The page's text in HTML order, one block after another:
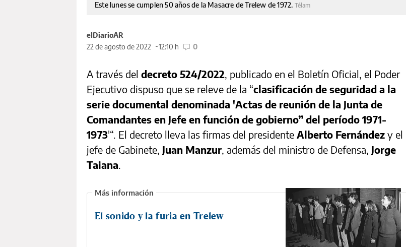
Este lunes se cumplen 50 años de la Masacre de Trelew de 1972. Télam
elDiarioAR
22 de agosto de 2022
12:10 h 0
A través del decreto 524/2022, publicado en el Boletín Oficial, el Poder
Ejecutivo dispuso que se releve de la “clasificación de seguridad a la
serie documental denominada 'Actas de reunión de la Junta de
Comandantes en Jefe en función de gobierno” del período 1971-
1973'“. El decreto lleva las firmas del presidente Alberto Fernández y el
jefe de Gabinete, Juan Manzur, además del ministro de Defensa, Jorge
Taiana.
El sonido y la furia en Trelew